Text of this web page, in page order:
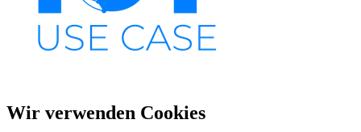
Wir verwenden Cookies